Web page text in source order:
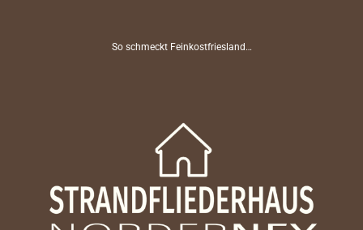
So schmeckt Feinkostfriesland…